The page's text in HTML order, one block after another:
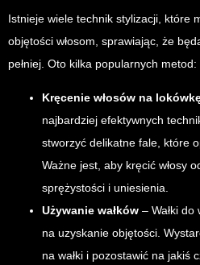
Istnieje wiele technik stylizacji, które
objętości włosom, sprawiając, że
pełniej. Oto kilka popularnych metod:
Kręcenie włosów na
najbardziej efektywnych
stworzyć delikatne fale, które
Ważne jest, aby kręcić włosy
sprężystości i uniesienia.
Używanie wałków – Wałki do
na uzyskanie objętości.
na wałki i pozostawić na jakiś